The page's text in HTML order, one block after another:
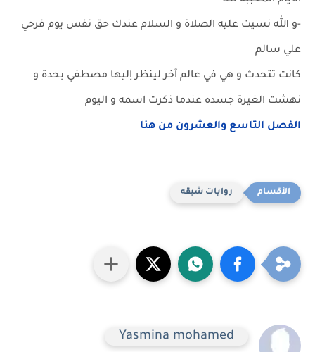
-و الله نسيت عليه الصلاة و السلام عندك حق نفس يوم فرحي
علي سالم
كانت تتحدث و هي في عالم آخر لينظر إليها مصطفي بحدة و
نهشت الغيرة جسده عندما ذكرت اسمه و اليوم
الفصل التاسع والعشرون من هنا
روايات شيقه
Yasmina mohamed